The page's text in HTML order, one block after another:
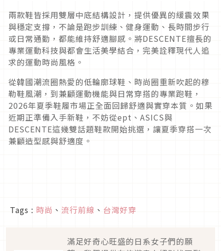
兩款鞋皆採用雙層中底結構設計，提供優異的緩震效果
與穩定支撐，不論是跑步訓練、健身運動、長時間步行
或日常通勤，都能維持舒適腳感。將DESCENTE擅長的
專業運動科技與都會生活美學結合，完美詮釋現代人追
求的運動時尚風格。
從韓國潮流圈熱愛的低輪廓球鞋、時尚圈重新吹起的穆
勒鞋風潮，到兼顧運動機能與日常穿搭的專業跑鞋，
2026年夏季鞋履市場正全面回歸舒適與實穿本質。如果
近期正準備入手新鞋，不妨從ept、ASICS與
DESCENTE這幾雙話題鞋款開始挑選，讓夏季穿搭一次
兼顧造型感與舒適度。
Tags : 時尚 、 流行前線 、 台灣好穿
滿足好奇心旺盛的日系女子們的願